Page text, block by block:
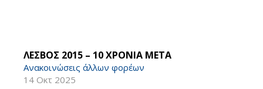
ΛΕΣΒΟΣ 2015 – 10 ΧΡΟΝΙΑ ΜΕΤΑ
Ανακοινώσεις άλλων φορέων
14 Οκτ 2025